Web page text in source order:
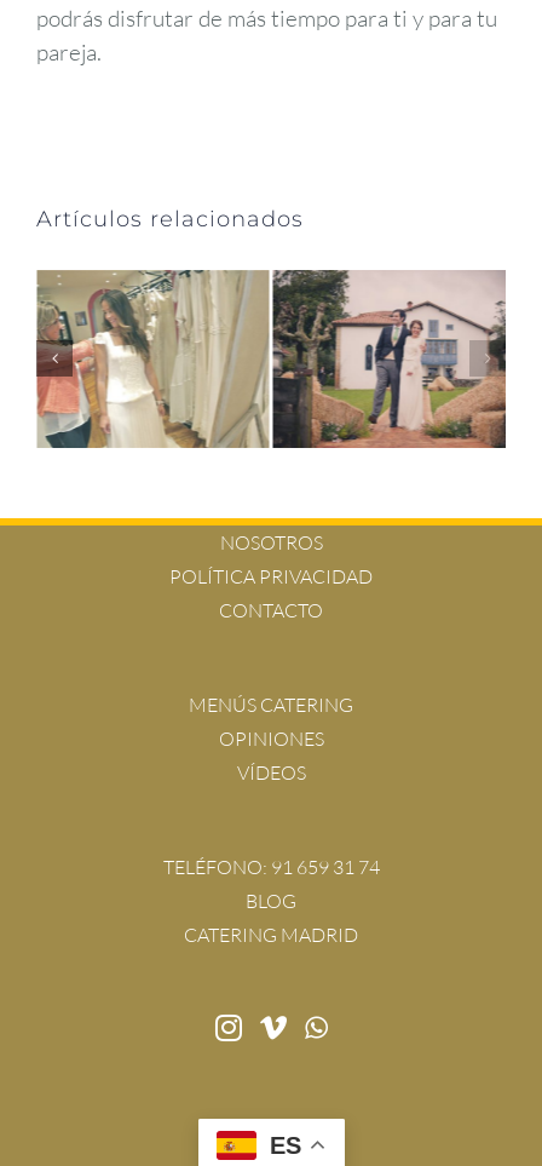
podrás disfrutar de más tiempo para ti y para tu
pareja.
Artículos relacionados
Elige a la
planner!
Crea tú misma
la decoración
de tu boda en
casa
NOSOTROS
POLÍTICA PRIVACIDAD
CONTACTO
MENÚS CATERING
OPINIONES
VÍDEOS
TELÉFONO: 91 659 31 74
BLOG
CATERING MADRID
ES